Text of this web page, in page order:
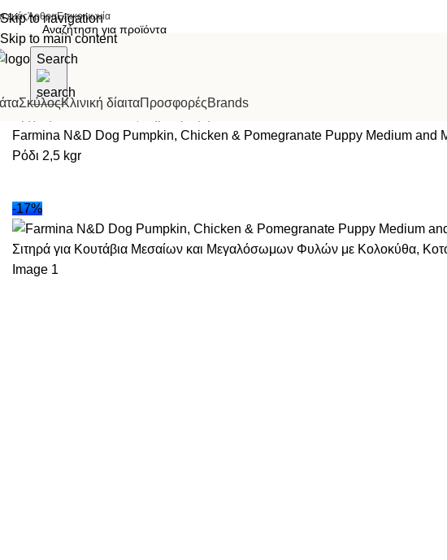
Skip to navigation
Skip to main content
εμάςΆρθραΕπικοινωνία
Search
ΣκύλοςΚλινική δίαιταΠροσφορέςBrands
Farmina N&D Dog Pumpkin, Chicken & Pomegranate Puppy Medium and
Ρόδι 2,5 kgr
-17%